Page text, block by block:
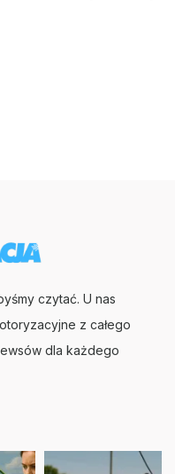
czytać. U nas
z całego
dla każdego